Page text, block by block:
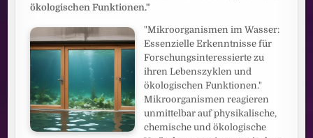
ökologischen Funktionen."
"Mikroorganismen im Wasser:
Essenzielle Erkenntnisse für
Forschungsinteressierte zu
ihren Lebenszyklen und
ökologischen Funktionen."
Mikroorganismen reagieren
unmittelbar auf physikalische,
chemische und ökologische